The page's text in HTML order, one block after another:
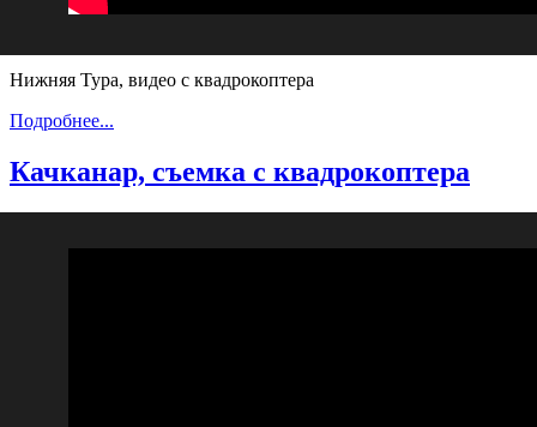
Нижняя Тура, видео с квадрокоптера
Подробнее...
Качканар, съемка с квадрокоптера